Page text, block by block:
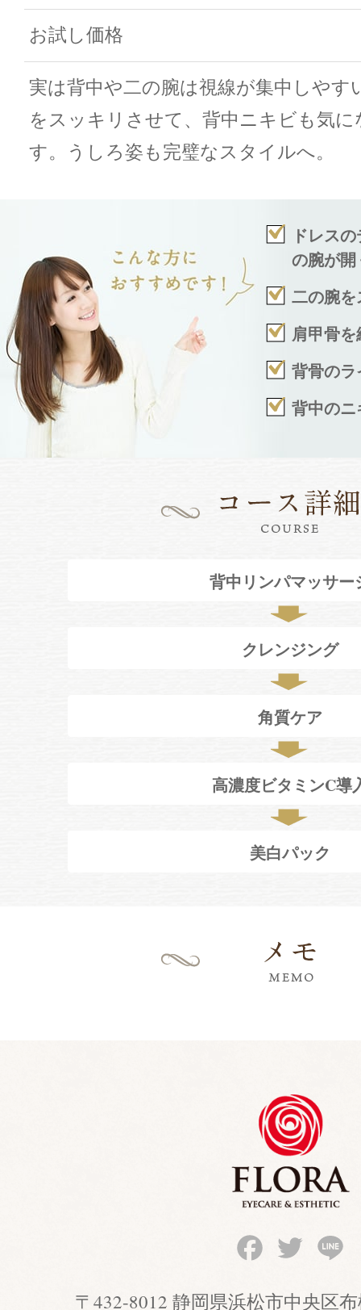
お試し価格
実は背中や二の腕は視線が集中しやす
をスッキリさせて、背中ニキビも気
す。うしろ姿も完璧なスタイルへ。
ドレス
の腕が
二の腕
肩甲骨
背骨の
背中の
背中リンパマッサー
クレンジング
角質ケア
高濃度ビタミンC導
美白パック
Facebook Twitter
〒432-8012 静岡県浜松市中央区